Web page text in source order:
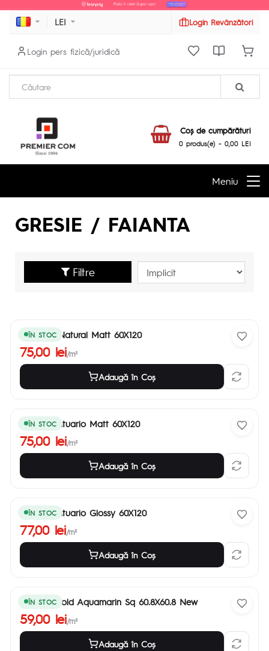
LEI Login Revânzători
Login pers fizică/juridică
Coş de cumpărături
0 produs(e) - 0,00 LEI
Meniu
GRESIE / FAIANTA
Filtre
ÎN STOC
Traverno Natural Matt 60X120
75,00 lei/m²
Adaugă în Coş
ÎN STOC
Nazzo Statuario Matt 60X120
75,00 lei/m²
Adaugă în Coş
ÎN STOC
Nazzo Statuario Glossy 60X120
77,00 lei/m²
Adaugă în Coş
ÎN STOC
Atlantic Gold Aquamarin Sq 60.8X60.8 New
59,00 lei/m²
Adaugă în Coş